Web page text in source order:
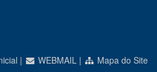
| WEBMAIL | Mapa do Site